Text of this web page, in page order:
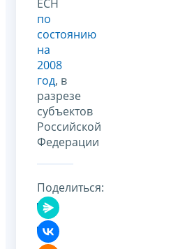
ЕСН
по
состоянию
на
2008
год, в
разрезе
субъектов
Российской
Федерации
Поделиться: